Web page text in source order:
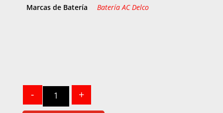
Marcas de Batería
Batería AC Delco
- +